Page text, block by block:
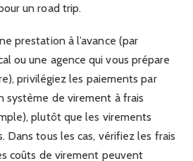
un road trip.
prestation à l’avance (par
ou une agence qui vous prépare
privilégiez les paiements par
système de virement à frais
plutôt que les virements
Dans tous les cas, vérifiez les frais
coûts de virement peuvent